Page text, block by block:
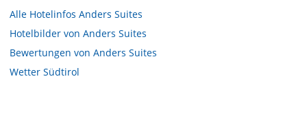
Alle Hotelinfos Anders Suites
Hotelbilder von Anders Suites
Bewertungen von Anders Suites
Wetter Südtirol